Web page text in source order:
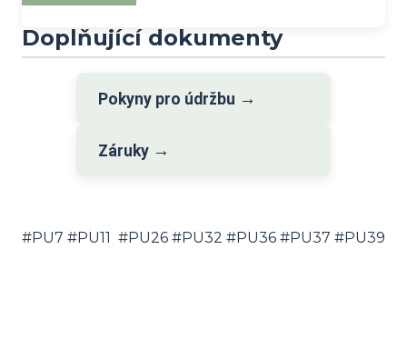
Doplňující dokumenty
Pokyny pro údržbu →
Záruky →
#PU7 #PU11 #PU26 #PU32 #PU36 #PU37 #PU39